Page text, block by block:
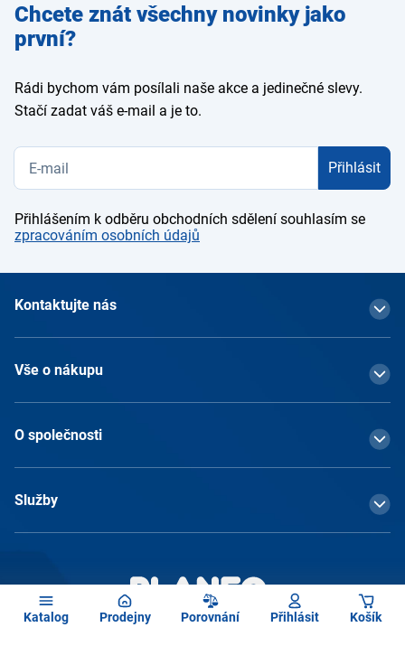
Katalog Prodejny Porovnání Přihlásit Košík
Zadejte
e-mail
Chcete znát všechny novinky jako
první?
Rádi bychom vám posílali naše akce a jedinečné slevy.
Stačí zadat váš e-mail a je to.
Přihlásit
Přihlášením k odběru obchodních sdělení souhlasím se
zpracováním osobních údajů
Kontaktujte nás
Vše o nákupu
O společnosti
Služby